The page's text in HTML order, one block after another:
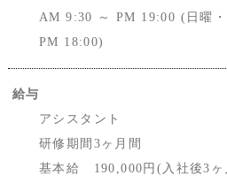
AM 9:30 ～ PM 19:00 (日曜
PM 18:00)
給与
アシスタント
研修期間3ヶ月間
基本給 190,000円(入社後3ヶ